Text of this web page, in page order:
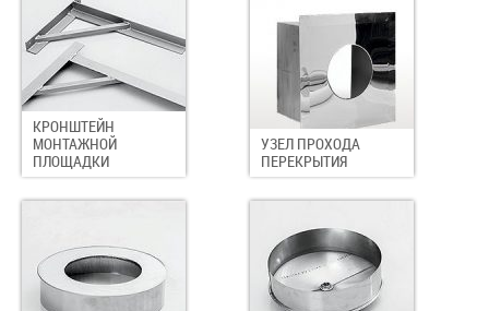
КРОНШТЕЙН
МОНТАЖНОЙ
ПЛОЩАДКИ
УЗЕЛ ПРОХОДА
ПЕРЕКРЫТИЯ